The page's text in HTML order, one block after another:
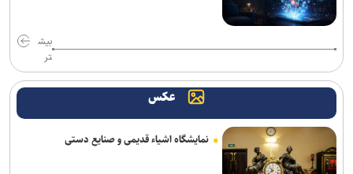
بیش
تر
عکس
نمایشگاه اشیاء قدیمی و صنایع دستی